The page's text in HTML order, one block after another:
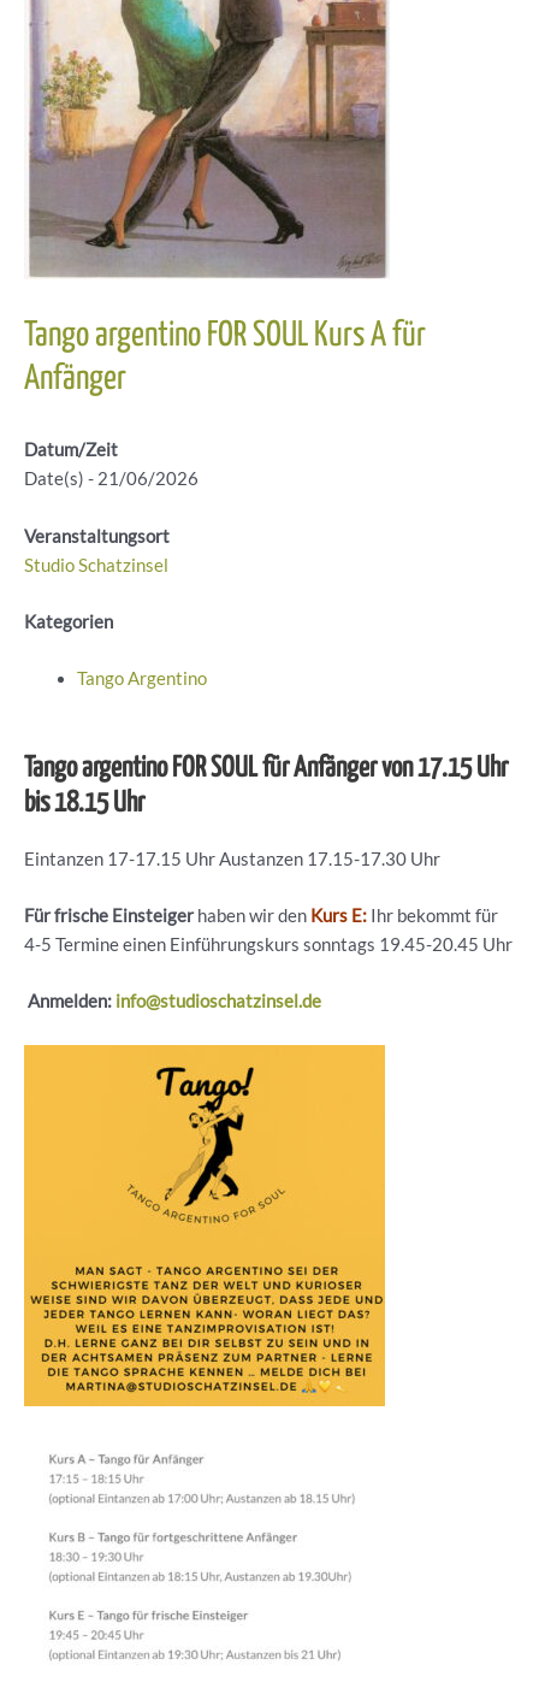
Tango argentino FOR SOUL Kurs A für
Anfänger
Datum/Zeit
Date(s) - 21/06/2026
Veranstaltungsort
Studio Schatzinsel
Kategorien
Tango Argentino
Tango argentino FOR SOUL für Anfänger von 17.15 Uhr
bis 18.15 Uhr
Eintanzen 17-17.15 Uhr Austanzen 17.15-17.30 Uhr
Für frische Einsteigerhaben wir den Kurs E: Ihr bekommt für
4-5 Termine einen Einführungskurs sonntags 19.45-20.45 Uhr
Anmelden: info@studioschatzinsel.de